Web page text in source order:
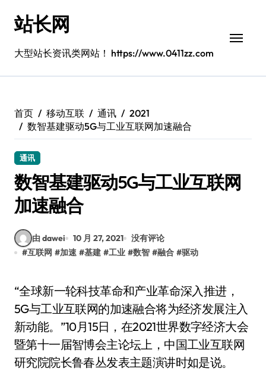
站长网
大型站长资讯类网站！ https://www.0411zz.com
首页 移动互联 通讯
2021
数智基建驱动5G与工业互联网加速融合
通讯
数智基建驱动5G与工业互联网
加速融合
由 dawei 10 月 27, 2021
没有评论
#互联网 #加速 #基建 #工业 #数智 #融合 #驱动
“全球新一轮科技革命和产业革命深入推进，
5G与工业互联网的加速融合将为经济发展注入
新动能。”10月15日，在2021世界数字经济大会
暨第十一届智博会主论坛上，中国工业互联网
研究院院长鲁春丛发表主题演讲时如是说。